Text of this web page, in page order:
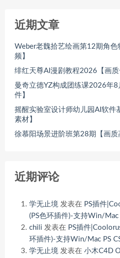
近期文章
Weber老魏拾艺绘画第12期角
频】
绯红天尊AI漫剧教程2026【画质
曼奇立德YZ构成团练课2026年
件】
摇醒实验室设计师幼儿园AI软件
素材】
徐慕阳场景进阶班第28期【画质
近期评论
学无止境 发表在 PS插件
(PS色环插件)-支持Win/Mac
chili 发表在 PS插件
环插件)-支持Win/Mac PS
学无止境 发表在 小木C4D